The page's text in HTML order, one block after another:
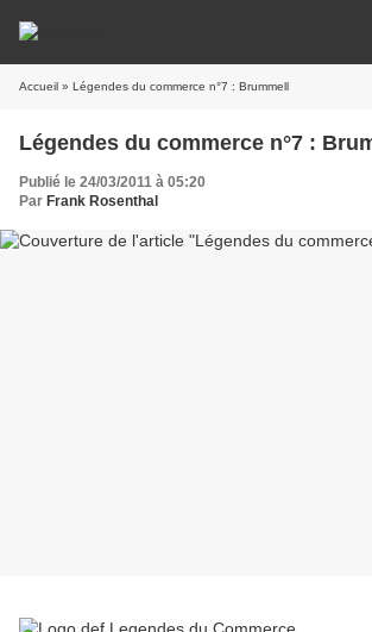
Accueil » Légendes du commerce n°7 : Brummell
Légendes du commerce n°7 :
Publié le 24/03/2011 à 05:20
Par Frank Rosenthal